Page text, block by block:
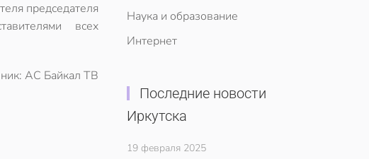
председателя
всех
АС Байкал ТВ
Наука и образование
Интернет
Последние новости
Иркутска
19 февраля 2025